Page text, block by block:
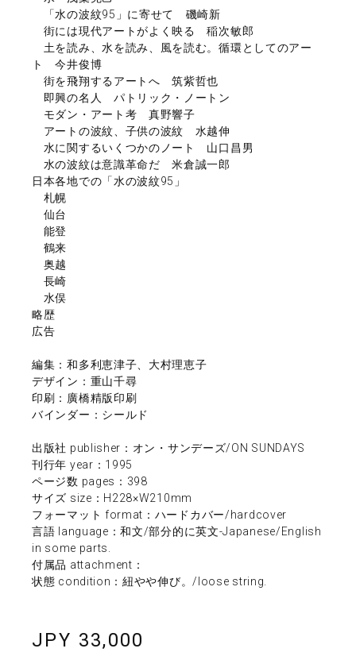
「水の波紋95」に寄せて 磯崎新
街には現代アートがよく映る 稲次敏郎
土を読み、水を読み、風を読む。循環としてのアー
ト 今井俊博
街を飛翔するアートへ 筑紫哲也
即興の名人 パトリック・ノートン
モダン・アート考 真野響子
アートの波紋、子供の波紋 水越伸
水に関するいくつかのノート 山口昌男
水の波紋は意識革命だ 米倉誠一郎
日本各地での「水の波紋95」
札幌
仙台
能登
鶴来
奥越
長崎
水俣
略歴
広告
編集：和多利恵津子、大村理恵子
デザイン：重山千尋
印刷：廣橋精版印刷
バインダー：シールド
出版社 publisher：オン・サンデーズ/ON SUNDAYS
刊行年 year：1995
ページ数 pages：398
サイズ size：H228×W210mm
フォーマット format：ハードカバー/hardcover
言語 language：和文/部分的に英文-Japanese/English
in some parts.
付属品 attachment：
状態 condition：紐やや伸び。/loose string.
JPY 33,000